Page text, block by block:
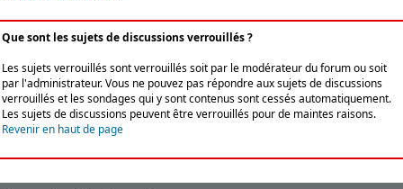
Que sont les sujets de discussions verrouillés ?
Les sujets verrouillés sont verrouillés soit par le modérateur du forum ou soit
par l'administrateur. Vous ne pouvez pas répondre aux sujets de discussions
verrouillés et les sondages qui y sont contenus sont cessés automatiquement.
Les sujets de discussions peuvent être verrouillés pour de maintes raisons.
Revenir en haut de page